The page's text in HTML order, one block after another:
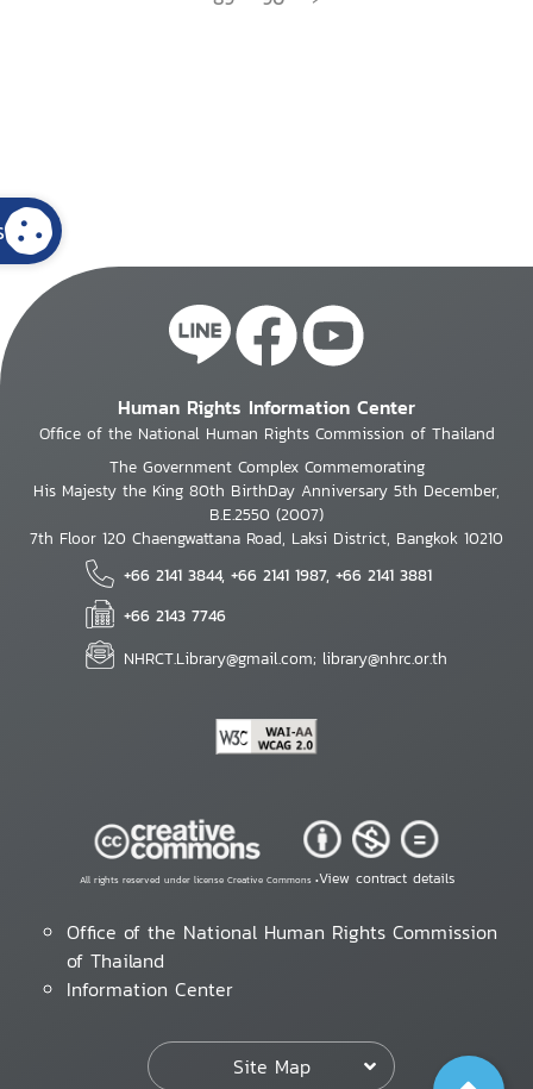
Human Rights Information Center
Office of the National Human Rights Commission of Thailand
The Government Complex Commemorating
His Majesty the King 80th BirthDay Anniversary 5th December,
B.E.2550 (2007)
7th Floor 120 Chaengwattana Road, Laksi District, Bangkok 10210
+66 2141 3844, +66 2141 1987, +66 2141 3881
+66 2143 7746
NHRCT.Library@gmail.com; library@nhrc.or.th
All rights reserved under license Creative Commons •View contract details
Office of the National Human Rights Commission
of Thailand
Information Center
Site Map